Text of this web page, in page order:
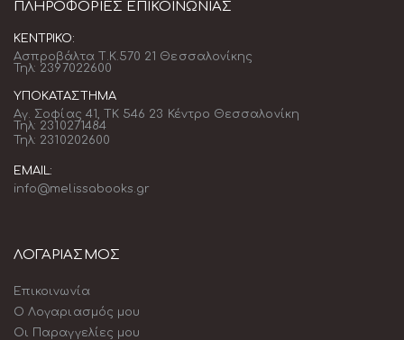
ΠΛΗΡΟΦΟΡΊΕΣ ΕΠΙΚΟΙΝΩΝΊΑΣ
ΚΕΝΤΡΙΚΌ:
Ασπροβάλτα Τ.Κ.570 21 Θεσσαλονίκης
Τηλ: 2397022600
ΥΠΟΚΑΤΆΣΤΗΜΑ
Αγ. Σοφίας 41, ΤΚ 546 23 Κέντρο Θεσσαλονίκη
Τηλ: 2310271484
Τηλ: 2310202600
EMAIL:
info@melissabooks.gr
ΛΟΓΑΡΙΑΣΜΟΣ
Επικοινωνία
Ο Λογαριασμός μου
Οι Παραγγελίες μου